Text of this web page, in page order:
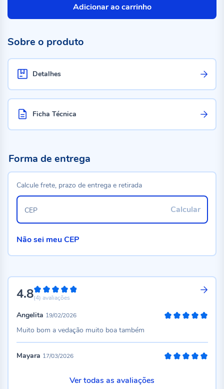
Adicionar ao carrinho
Sobre o produto
Detalhes
Ficha Técnica
4.896%
(4) avaliações
Angelita 19/02/2026
Muito bom a vedação muito boa também
Mayara 17/03/2026
Ver todas as avaliações
Forma de entrega
Calcule frete, prazo de entrega e retirada
Calcular
CEP
Não sei meu CEP